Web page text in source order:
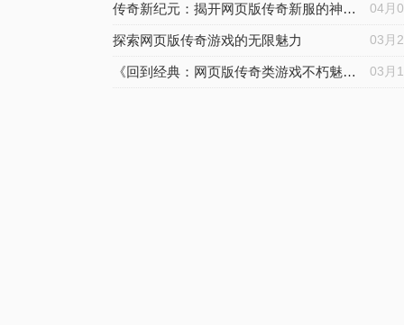
04月
传奇新纪元：揭开网页版传奇新服的神秘面纱
03月
探索网页版传奇游戏的无限魅力
03月
《回到经典：网页版传奇类游戏不朽魅力的探索》